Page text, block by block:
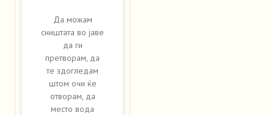
Да можам
сништата во јаве
да ги
претворам, да
те здогледам
штом очи ќе
отворам, да
место вода